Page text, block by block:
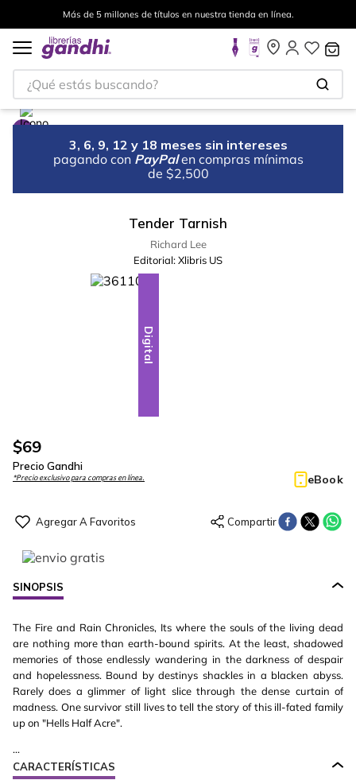
Más de 5 millones de títulos en nuestra tienda en línea.
¿Qué estás buscando?
3, 6, 9, 12 y 18 meses sin intereses
pagando con PayPal en compras mínimas
de $2,500
Tender Tarnish
Richard Lee
Editorial:Xlibris US
Digital
$69
Precio Gandhi
*Precio exclusivo para compras en línea. eBook
SINOPSIS
The Fire and Rain Chronicles, Its where the souls of the living dead
are nothing more than earth-bound spirits. At the least, shadowed
memories of those endlessly wandering in the darkness of despair
and hopelessness. Bound by destinys shackles in a blacken abyss.
Rarely does a glimmer of light slice through the dense curtain of
madness. One survivor still lives to tell the story of this ill-fated family
up on "Hells Half Acre".
...
CARACTERÍSTICAS